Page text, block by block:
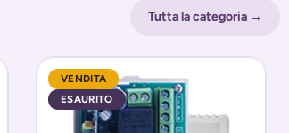
Tutta la categoria →
VENDITA
ESAURITO